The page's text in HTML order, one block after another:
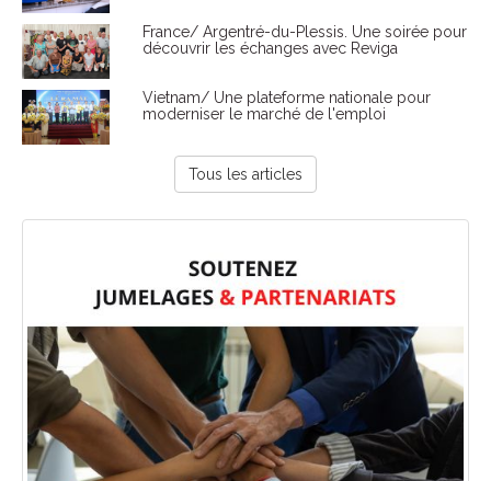
France/ Argentré-du-Plessis. Une soirée pour
découvrir les échanges avec Reviga
Vietnam/ Une plateforme nationale pour
moderniser le marché de l'emploi
Tous les articles